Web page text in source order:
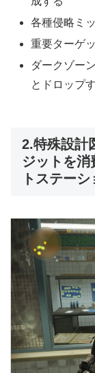
各種侵略ミ
重要ターゲ
ダークゾー
とドロップ
2.特殊設計
ジットを
トステー